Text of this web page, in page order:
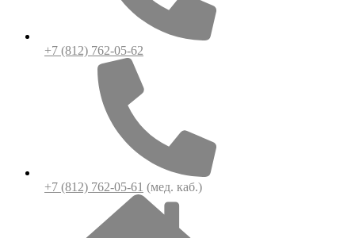
+7 (812) 762-05-62
+7 (812) 762-05-61 (мед. каб.)